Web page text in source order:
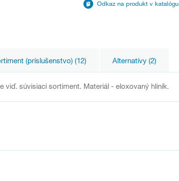
Odkaz na produkt v katalógu
(príslušenstvo) (12) Alternatívy (2)
viď. súvisiaci sortiment. Materiál - eloxovaný hliník.